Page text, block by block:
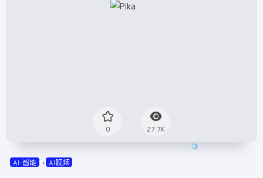
0 27.7K
AI•智能 AI视频